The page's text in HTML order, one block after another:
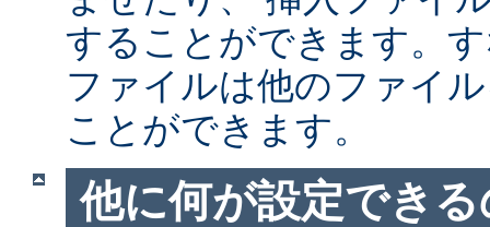
することができます。
ファイルは他のファイ
ことができます。
他に何が設定でき